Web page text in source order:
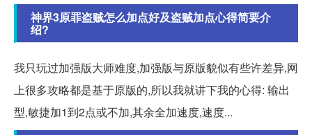
神界3原罪盗贼怎么加点好及盗贼加点心得简要介
绍?
我只玩过加强版大师难度,加强版与原版貌似有些许差异,网
上很多攻略都是基于原版的,所以我就讲下我的心得: 输出
型,敏捷加1到2点或不加,其余全加速度,速度...